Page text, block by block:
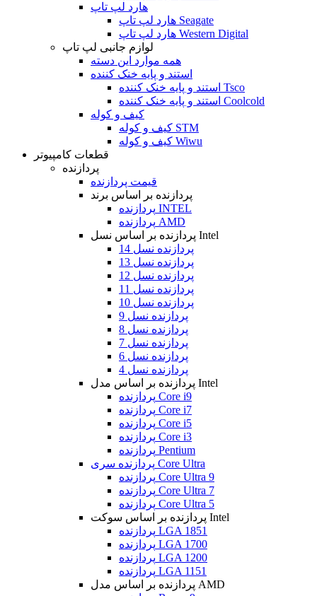
هارد لپ تاپ
هارد لپ تاپ Seagate
هارد لپ تاپ Western Digital
لوازم جانبی لپ تاپ
همه موارد این دسته
استند و پایه خنک کننده
استند و پایه خنک کننده Tsco
استند و پایه خنک کننده Coolcold
کیف و کوله
کیف و کوله STM
کیف و کوله Wiwu
قطعات کامپیوتر
پردازنده
قیمت پردازنده
پردازنده بر اساس برند
پردازنده INTEL
پردازنده AMD
پردازنده بر اساس نسل Intel
پردازنده نسل 14
پردازنده نسل 13
پردازنده نسل 12
پردازنده نسل 11
پردازنده نسل 10
پردازنده نسل 9
پردازنده نسل 8
پردازنده نسل 7
پردازنده نسل 6
پردازنده نسل 4
پردازنده بر اساس مدل Intel
پردازنده Core i9
پردازنده Core i7
پردازنده Core i5
پردازنده Core i3
پردازنده Pentium
پردازنده سری Core Ultra
پردازنده Core Ultra 9
پردازنده Core Ultra 7
پردازنده Core Ultra 5
پردازنده بر اساس سوکت Intel
پردازنده LGA 1851
پردازنده LGA 1700
پردازنده LGA 1200
پردازنده LGA 1151
پردازنده بر اساس مدل AMD